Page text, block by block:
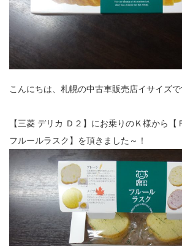
こんにちは、札幌の中古車販売店イサイズで
【三菱 デリカ Ｄ２】にお乗りのＫ様から【
フルールラスク】を頂きました～！